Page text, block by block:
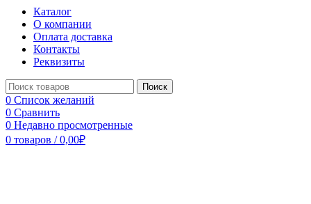
Каталог
О компании
Оплата доставка
Контакты
Реквизиты
Поиск
0 Список желаний
0 Сравнить
0 Недавно просмотренные
0 товаров / 0,00₽